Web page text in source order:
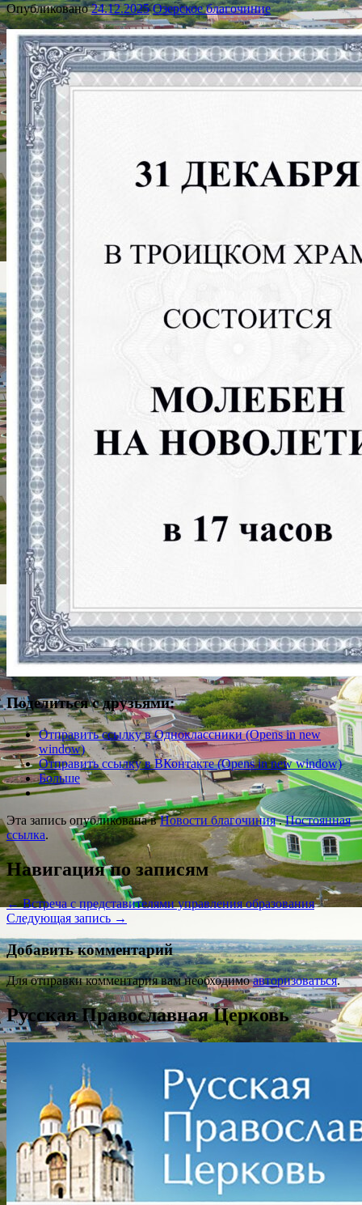
Опубликовано24.12.2025 Озерское благочиние
Поделиться с друзьями:
Отправить ссылку в Одноклассники (Opens in new
window)
Отправить ссылку в ВКонтакте (Opens in new window)
Больше
Эта запись опубликована вНовости благочиния.Постоянная
ссылка.
Навигация по записям
←Встреча с представителями управления образования
Следующая запись →
Добавить комментарий
Для отправки комментария вам необходимоавторизоваться.
Русская Православная Церковь